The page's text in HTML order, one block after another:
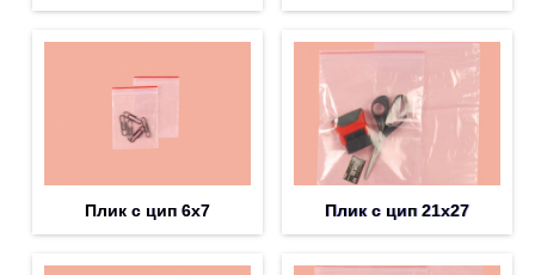
Плик с цип 6х7 Плик с цип 21х27